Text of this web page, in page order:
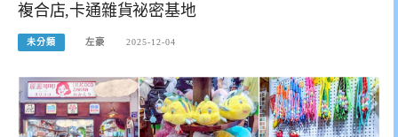
複合店,卡通雜貨祕密基地
未分類 左豪 2025-12-04